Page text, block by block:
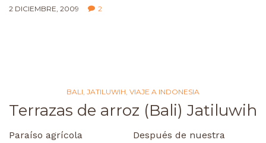
2 DICIEMBRE, 2009 2
BALI JATILUWIH VIAJE A INDONESIA
Terrazas de arroz (Bali) Jatiluwih
Paraíso agrícola Después de nuestra